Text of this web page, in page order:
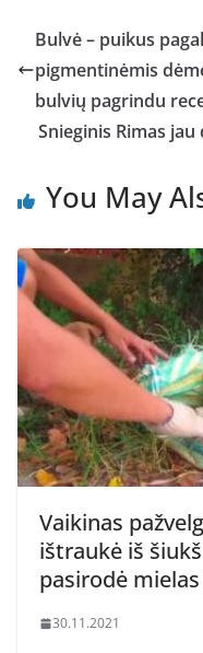
Bulvė – puikus
pigmentinėmis
bulvių pagrindu
Snieginis Rimas
You May
Vaikinas
ištraukė iš
pasirodė
30.11.2021